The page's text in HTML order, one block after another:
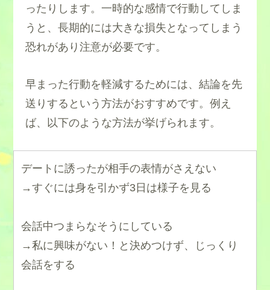
ったりします。一時的な感情で行動してしま
うと、長期的には大きな損失となってしまう
恐れがあり注意が必要です。
早まった行動を軽減するためには、結論を先
送りするという方法がおすすめです。例え
ば、以下のような方法が挙げられます。
デートに誘ったが相手の表情がさえない
→すぐには身を引かず3日は様子を見る
会話中つまらなそうにしている
→私に興味がない！と決めつけず、じっくり
会話をする